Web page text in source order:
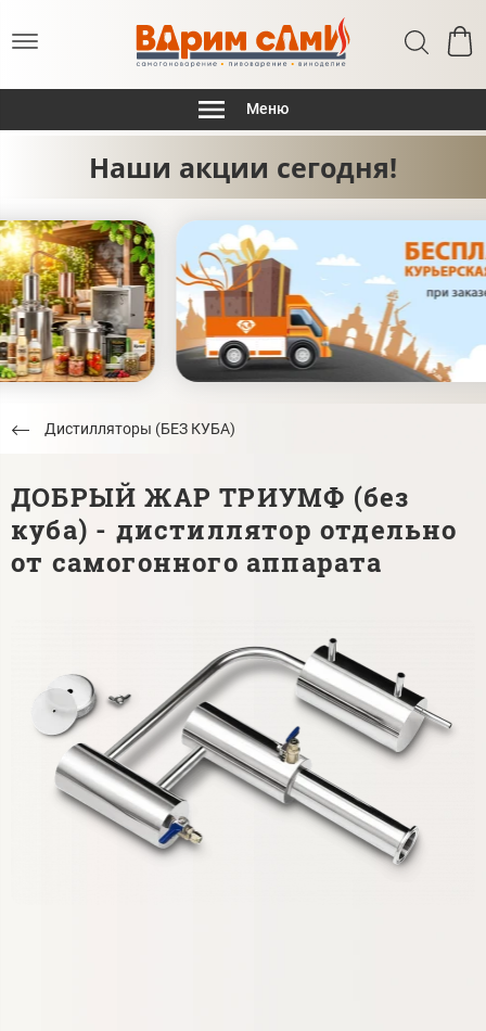
Меню
Наши акции сегодня!
Дистилляторы (БЕЗ КУБА)
ДОБРЫЙ ЖАР ТРИУМФ (без
куба) - дистиллятор отдельно
от самогонного аппарата